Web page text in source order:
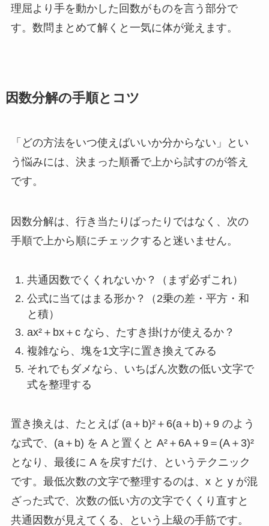
理屈より手を動かした回数がものを言う部分で
す。数問まとめて解くと一気に体が覚えます。
因数分解の手順とコツ
「どの方法をいつ使えばいいか分からない」とい
う悩みには、決まった順番で上から試すのが答え
です。
因数分解は、行き当たりばったりではなく、次の
手順で上から順にチェックすると迷いません。
共通因数でくくれないか？（まず必ずこれ）
公式に当てはまる形か？（2乗の差・平方・和
と積）
ax²＋bx＋c なら、たすき掛けが使えるか？
複雑なら、塊を1文字に置き換えてみる
それでもダメなら、いちばん次数の低い文字で
式を整理する
置き換えは、たとえば (a＋b)²＋6(a＋b)＋9 のよう
な式で、(a＋b) を A と置くと A²＋6A＋9＝(A＋3)²
となり、最後に A を戻すだけ、というテクニック
です。最低次数の文字で整理するのは、x と y が混
ざった式で、次数の低い方の文字でくくり直すと
共通因数が見えてくる、という上級の手筋です。